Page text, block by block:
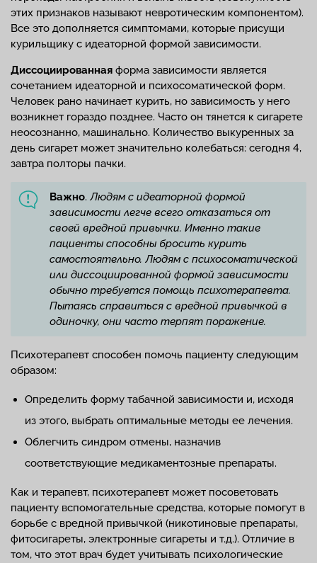
этих признаков называют невротическим компонентом).
Все это дополняется симптомами, которые присущи
курильщику с идеаторной формой зависимости.
Диссоциированная форма зависимости является
сочетанием идеаторной и психосоматической форм.
Человек рано начинает курить, но зависимость у него
возникнет гораздо позднее. Часто он тянется к сигарете
неосознанно, машинально. Количество выкуренных за
день сигарет может значительно колебаться: сегодня 4,
завтра полторы пачки.
Важно. Людям с идеаторной формой
зависимости легче всего отказаться от
своей вредной привычки. Именно такие
пациенты способны бросить курить
самостоятельно. Людям с психосоматической
или диссоциированной формой зависимости
обычно требуется помощь психотерапевта.
Пытаясь справиться с вредной привычкой в
одиночку, они часто терпят поражение.
Психотерапевт способен помочь пациенту следующим
образом:
Определить форму табачной зависимости и, исходя
из этого, выбрать оптимальные методы ее лечения.
Облегчить синдром отмены, назначив
соответствующие медикаментозные препараты.
Как и терапевт, психотерапевт может посоветовать
пациенту вспомогательные средства, которые помогут в
борьбе с вредной привычкой (никотиновые препараты,
фитосигареты, электронные сигареты и т.д.). Отличие в
том, что этот врач будет учитывать психологические